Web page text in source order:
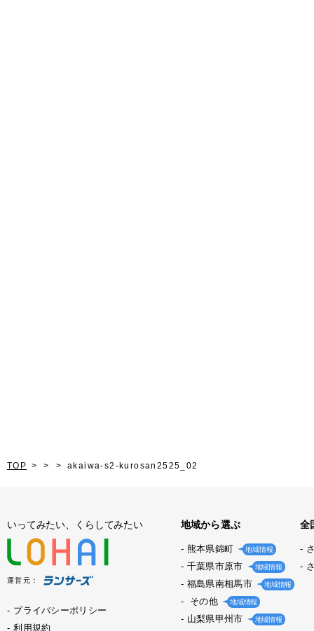
TOP akaiwa-s2-kurosan2525_02
いってみたい、くらしてみたい
運営元：
プライバシーポリシー
利用規約
地域から選ぶ
熊本県錦町 地域情報
千葉県市原市 地域情報
福島県南相馬市 地域情報
その他 地域情報
山梨県甲州市 地域情報
全